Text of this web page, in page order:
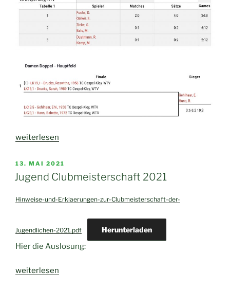
„Clubmeisterschaft
mit
B-
weiterlesen
VERÖFFENTLICHT
AM
13. MAI 2021
Jugend Clubmeisterschaft 2021
Hinweise-und-Erklaerungen-zur-Clubmeisterschaft-der-
Jugendlichen-2021.pdf Herunterladen
Hier die Auslosung:
„Jugend
weiterlesen